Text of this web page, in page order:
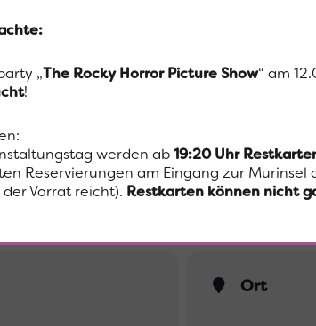
schönen Sommernachmittag eröffnet
präsentieren teilnehmende
Anschluss wird den Besucher*innen die
bei Urlaubsfeeling feiern zu können!
statt, bei Regen im inneren der Murinsel.
Ort
„The Rocky Horror Picture Show“ am
!
werden ab19:20 Uhr
Reservierungen am Eingang zur Murinsel
Vorrat reicht). Restkarten können nicht